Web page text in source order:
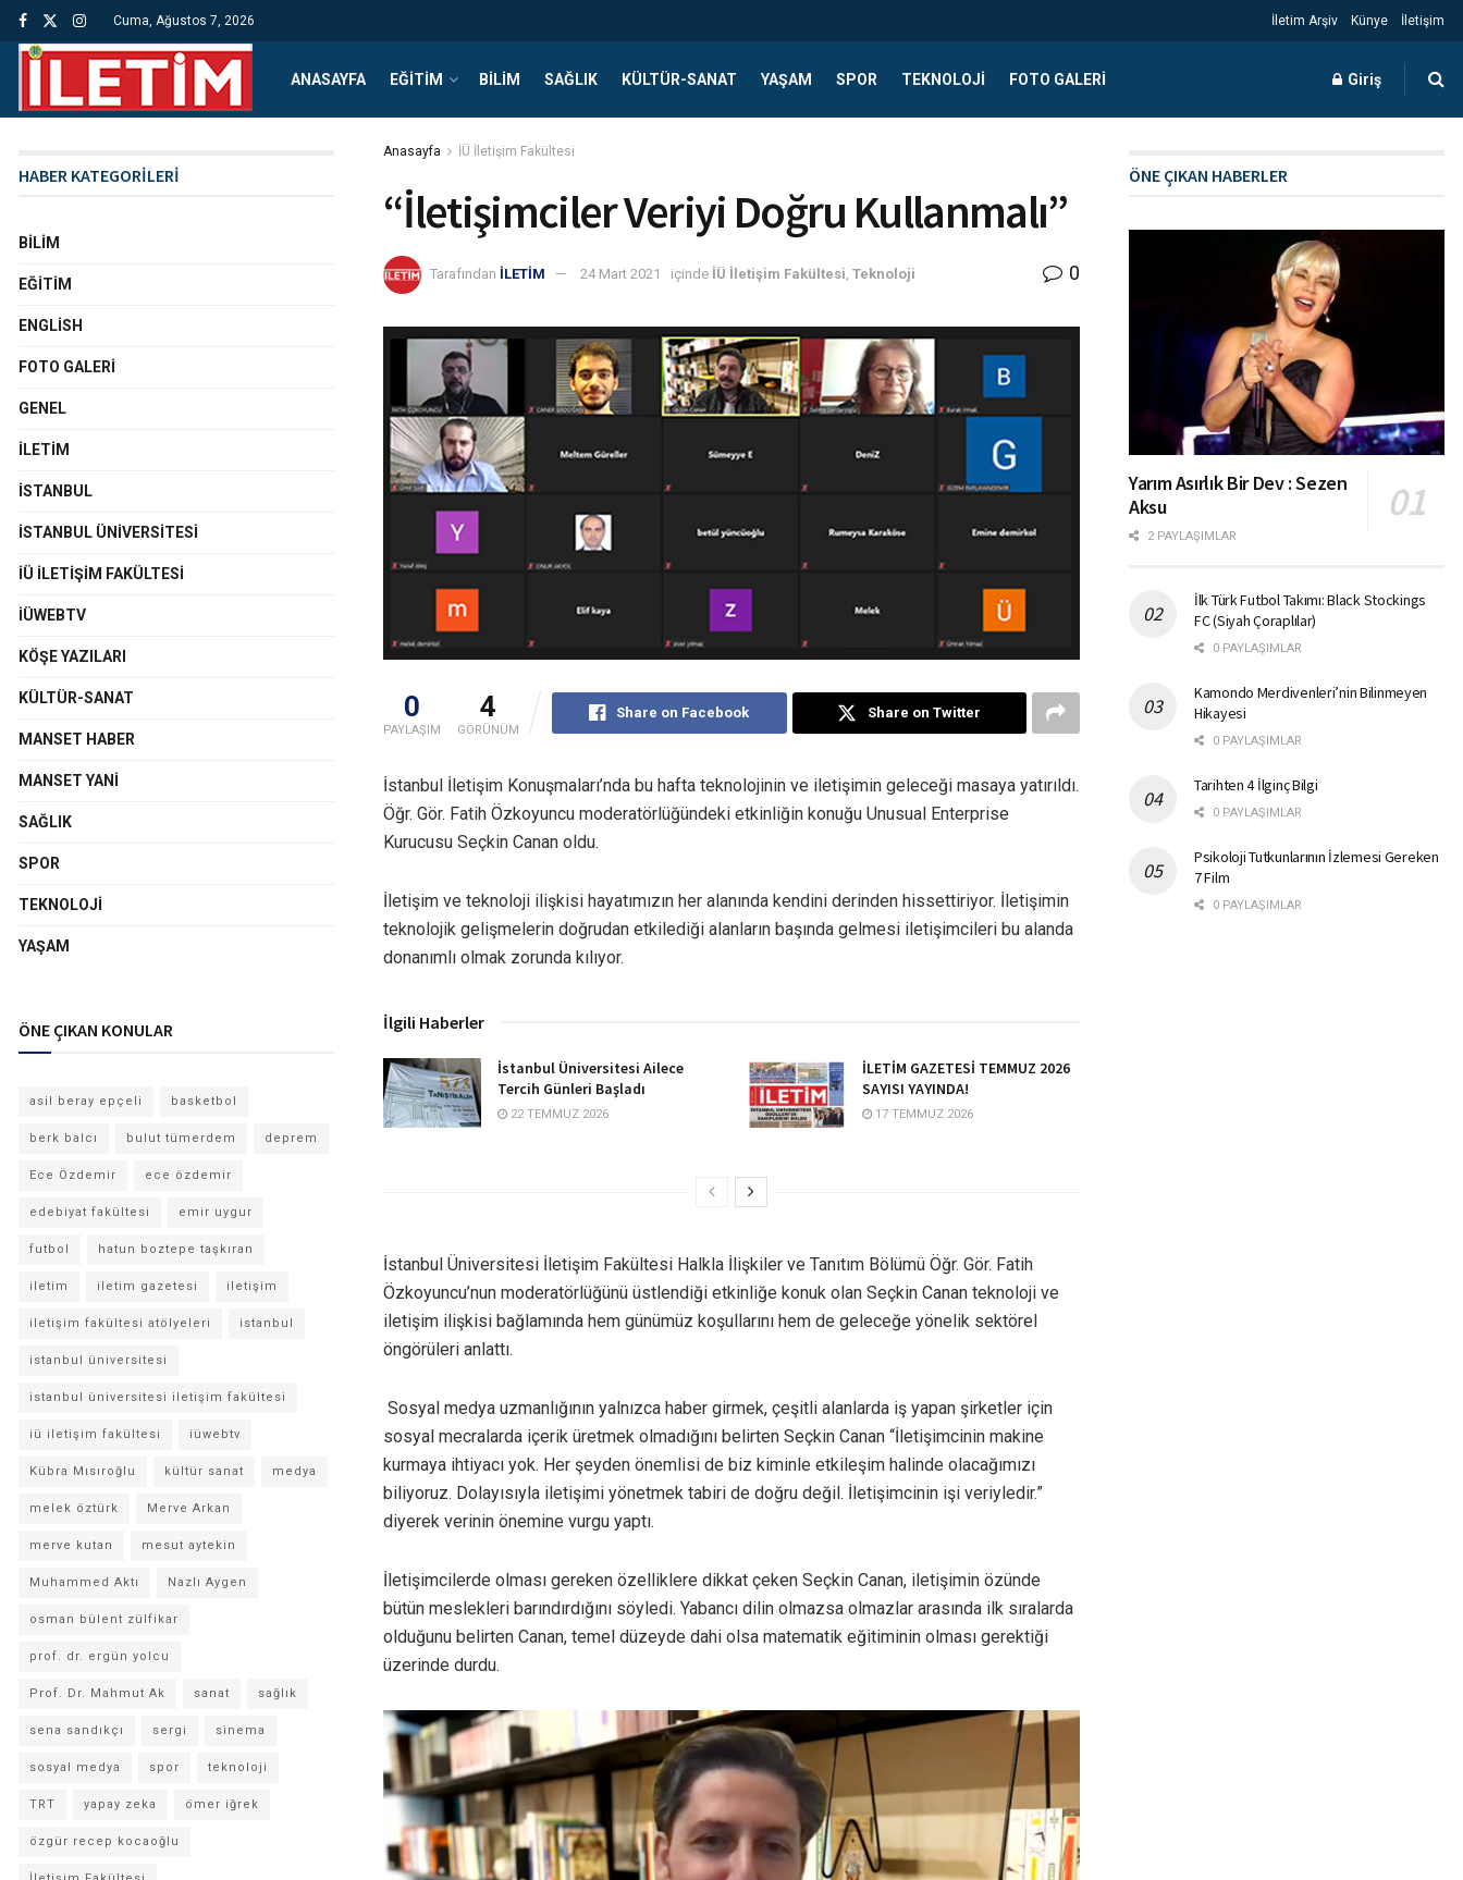
Cuma, Ağustos 7, 2026 İletim Arşiv Künye İletişim
ANASAYFA EĞITIM BILIM SAĞLIK KÜLTÜR-SANAT YAŞAM SPOR TEKNOLOJI FOTO GALERI Giriş
Anasayfa İÜ İletişim Fakültesi
“İletişimciler Veriyi Doğru Kullanmalı”
Tarafından İLETİM 24 Mart 2021 içinde İÜ İletişim Fakültesi Teknoloji 0
0
PAYLAŞIM
4
GÖRÜNÜM
Share on Facebook Share on Twitter
İstanbul İletişim Konuşmaları’nda bu hafta teknolojinin ve iletişimin geleceği masaya yatırıldı.
Öğr. Gör. Fatih Özkoyuncu moderatörlüğündeki etkinliğin konuğu Unusual Enterprise
Kurucusu Seçkin Canan oldu.
İletişim ve teknoloji ilişkisi hayatımızın her alanında kendini derinden hissettiriyor. İletişimin
teknolojik gelişmelerin doğrudan etkilediği alanların başında gelmesi iletişimcileri bu alanda
donanımlı olmak zorunda kılıyor.
İlgili Haberler
İstanbul Üniversitesi Ailece
Tercih Günleri Başladı
22 TEMMUZ 2026
İLETİM GAZETESİ TEMMUZ 2026
SAYISI YAYINDA!
17 TEMMUZ 2026
İstanbul Üniversitesi İletişim Fakültesi Halkla İlişkiler ve Tanıtım Bölümü Öğr. Gör. Fatih
Özkoyuncu’nun moderatörlüğünü üstlendiği etkinliğe konuk olan Seçkin Canan teknoloji ve
iletişim ilişkisi bağlamında hem günümüz koşullarını hem de geleceğe yönelik sektörel
öngörüleri anlattı.
Sosyal medya uzmanlığının yalnızca haber girmek, çeşitli alanlarda iş yapan şirketler için
sosyal mecralarda içerik üretmek olmadığını belirten Seçkin Canan “İletişimcinin makine
kurmaya ihtiyacı yok. Her şeyden önemlisi de biz kiminle etkileşim halinde olacağımızı
biliyoruz. Dolayısıyla iletişimi yönetmek tabiri de doğru değil. İletişimcinin işi veriyledir.”
diyerek verinin önemine vurgu yaptı.
İletişimcilerde olması gereken özelliklere dikkat çeken Seçkin Canan, iletişimin özünde
bütün meslekleri barındırdığını söyledi. Yabancı dilin olmazsa olmazlar arasında ilk sıralarda
olduğunu belirten Canan, temel düzeyde dahi olsa matematik eğitiminin olması gerektiği
üzerinde durdu.
HABER KATEGORİLERİ
BILIM
EĞITIM
ENGLISH
FOTO GALERI
GENEL
İLETIM
İSTANBUL
İSTANBUL ÜNIVERSITESI
İÜ İLETIŞIM FAKÜLTESI
İÜWEBTV
KÖŞE YAZILARI
KÜLTÜR-SANAT
MANSET HABER
MANSET YANI
SAĞLIK
SPOR
TEKNOLOJI
YAŞAM
ÖNE ÇIKAN KONULAR
asil beray epçeli basketbol
berk balcı bulut tümerdem deprem
Ece Özdemir ece özdemir
edebiyat fakültesi emir uygur
futbol hatun boztepe taşkıran
iletim iletim gazetesi iletişim
iletişim fakültesi atölyeleri istanbul
istanbul üniversitesi
istanbul üniversitesi iletişim fakültesi
iü iletişim fakültesi iüwebtv
Kübra Mısıroğlu kültür sanat medya
melek öztürk Merve Arkan
merve kutan mesut aytekin
Muhammed Aktı Nazlı Aygen
osman bülent zülfikar
prof. dr. ergün yolcu
Prof. Dr. Mahmut Ak sanat sağlık
sena sandıkçı sergi sinema
sosyal medya spor teknoloji
TRT yapay zeka ömer iğrek
özgür recep kocaoğlu
ÖNE ÇIKAN HABERLER
Yarım Asırlık Bir Dev : Sezen
Aksu
2 PAYLAŞIMLAR
İlk Türk Futbol Takımı: Black Stockings
FC (Siyah Çoraplılar)
0 PAYLAŞIMLAR
Kamondo Merdivenleri’nin Bilinmeyen
Hikayesi
0 PAYLAŞIMLAR
Tarihten 4 İlginç Bilgi
0 PAYLAŞIMLAR
Psikoloji Tutkunlarının İzlemesi Gereken
7 Film
0 PAYLAŞIMLAR